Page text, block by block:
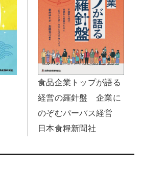
食品企業トップが語る
経営の羅針盤 企業に
のぞむパーパス経営
日本食糧新聞社